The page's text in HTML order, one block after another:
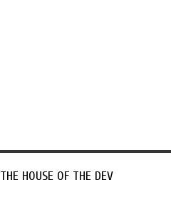
THE HOUSE OF THE DEV